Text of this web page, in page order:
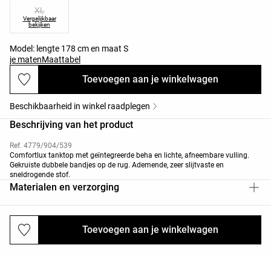
XL
Vergelijkbaar
bekijken
Model: lengte 178 cm en maat S
je matenMaattabel
Toevoegen aan je winkelwagen
Toevoegen aan je winkelwagen
Beschikbaarheid in winkel raadplegen
Beschrijving van het product
Ref. 4779/904/539
Comfortlux tanktop met geïntegreerde beha en lichte, afneembare vulling.
Gekruiste dubbele bandjes op de rug. Ademende, zeer slijtvaste en
sneldrogende stof.
Materialen en verzorging
Verzendingen en retourneringen